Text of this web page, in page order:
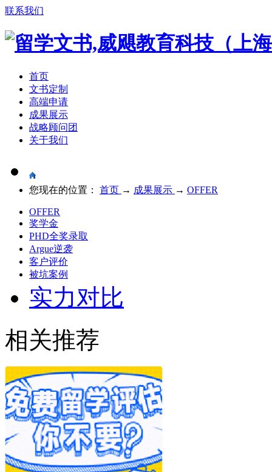
联系我们
首页
文书定制
高端申请
成果展示
战略顾问团
关于我们
您现在的位置： 首页 → 成果展示 → OFFER
OFFER
奖学金
PHD全奖录取
Argue逆袭
客户评价
被坑案例
实力对比
相关推荐